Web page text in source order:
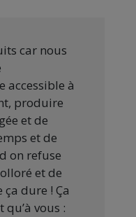
car nous
accessible à
produire
et de
et de
on refuse
et de
dure ! Ça
vous :